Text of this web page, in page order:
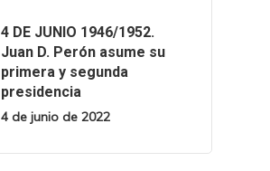
4 DE JUNIO 1946/1952.
Juan D. Perón asume su
primera y segunda
presidencia
4 de junio de 2022